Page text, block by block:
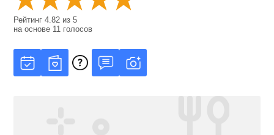
Рейтинг4.82 из5
на основе 11 голосов